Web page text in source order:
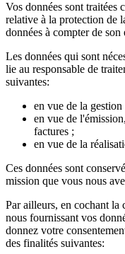
Vos données sont traitées
relative à la protection de
données à compter de
Les données qui sont
lie au responsable de
suivantes:
en vue de la
en vue de
factures ;
en vue de la
Ces données sont
mission que vous nous
Par ailleurs, en cochant la
nous fournissant vos
donnez votre
des finalités suivantes: